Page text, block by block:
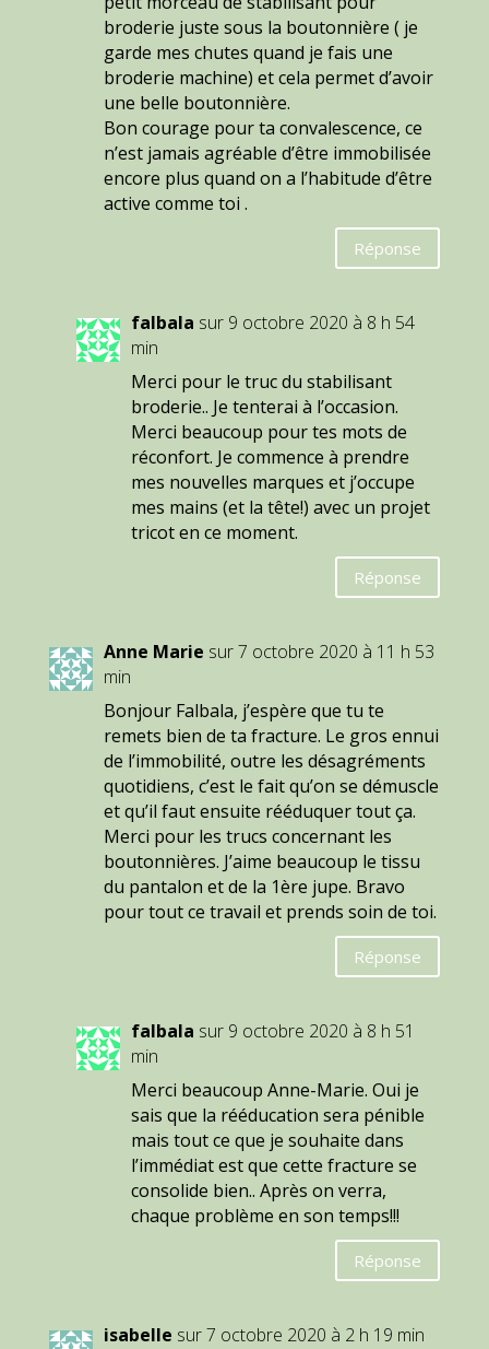
broderie juste sous la boutonnière ( je
garde mes chutes quand je fais une
broderie machine) et cela permet d’avoir
une belle boutonnière.
Bon courage pour ta convalescence, ce
n’est jamais agréable d’être immobilisée
encore plus quand on a l’habitude d’être
active comme toi .
Réponse
falbala sur 9 octobre 2020 à 8 h 54
min
Merci pour le truc du stabilisant
broderie.. Je tenterai à l’occasion.
Merci beaucoup pour tes mots de
réconfort. Je commence à prendre
mes nouvelles marques et j’occupe
mes mains (et la tête!) avec un projet
tricot en ce moment.
Réponse
Anne Marie sur 7 octobre 2020 à 11 h 53
min
Bonjour Falbala, j’espère que tu te
remets bien de ta fracture. Le gros ennui
de l’immobilité, outre les désagréments
quotidiens, c’est le fait qu’on se démuscle
et qu’il faut ensuite rééduquer tout ça.
Merci pour les trucs concernant les
boutonnières. J’aime beaucoup le tissu
du pantalon et de la 1ère jupe. Bravo
pour tout ce travail et prends soin de toi.
Réponse
falbala sur 9 octobre 2020 à 8 h 51
min
Merci beaucoup Anne-Marie. Oui je
sais que la rééducation sera pénible
mais tout ce que je souhaite dans
l’immédiat est que cette fracture se
consolide bien.. Après on verra,
chaque problème en son temps!!!
Réponse
isabelle sur 7 octobre 2020 à 2 h 19 min